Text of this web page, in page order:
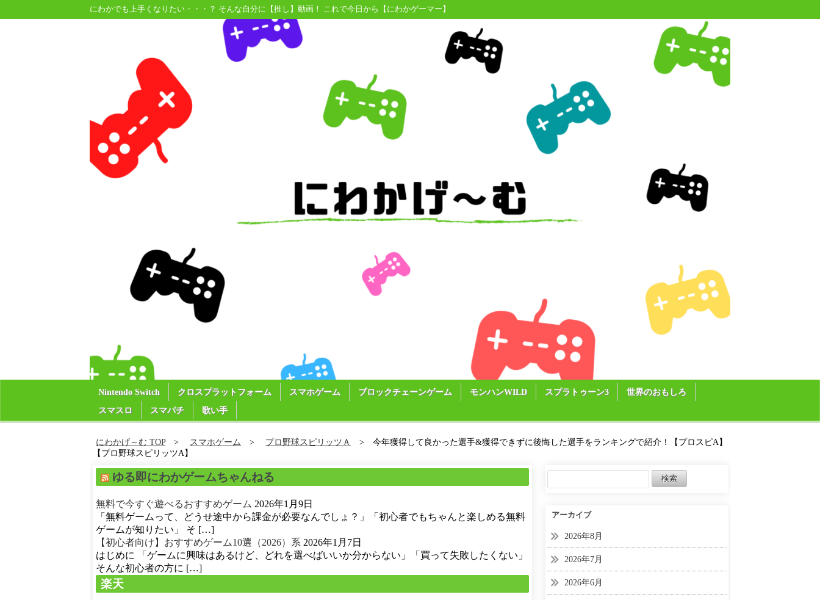
にわかでも上手くなりたい・・・？ そんな自分に【推し】動画！ これで今日から【にわかゲーマー】
Nintendo Switch クロスプラットフォーム スマホゲーム ブロックチェーンゲーム モンハンWILD スプラトゥーン3
世界のおもしろ
スマスロ
スマパチ 歌い手
にわかげ～む TOP スマホゲーム プロ野球スピリッツＡ
今年獲得して良かった選手&獲得できずに後悔した選手をランキングで紹介！【プロスピA】
【プロ野球スピリッツA】
ゆる即にわかゲームちゃんねる
無料で今すぐ遊べるおすすめゲーム 2026年1月9日
「無料ゲームって、どうせ途中から課金が必要なんでしょ？」「初心者でもちゃんと楽しめる無料
ゲームが知りたい」 そ […]
【初心者向け】おすすめゲーム10選（2026）系 2026年1月7日
はじめに 「ゲームに興味はあるけど、どれを選べばいいか分からない」「買って失敗したくない」
そんな初心者の方に […]
楽天
アーカイブ
2026年8月
2026年7月
2026年6月